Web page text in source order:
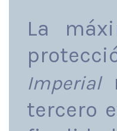
La
Imperial
tercero